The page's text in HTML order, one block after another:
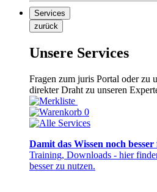
Services
zurück
Unsere Services
Fragen zum juris Portal oder zu
direkter Draht zu unseren
0
Damit das Wissen noch
Training, Downloads - hier
besser zu nutzen.